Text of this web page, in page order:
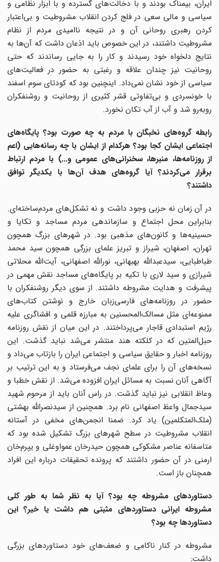
ایران، بیمناک بودند و با دخالت‌های گسترده و با ابزار نظامی و
سیاسی و مالی سعی در فلج کردن انقلاب مشروطیت و بی‌اعتبار
کردن رهبری روحانی آن و در نتیجه ناامیدی مردم از نظام
مشروطیت داشتند، در این خصوص باید اذعان داشت که آن‌ها به
نتایج دلخواه خود رسیدند و کار را به جایی رساندند که حتی
روحانیت نیز چندان علاقه و رغبتی به حضور در فعالیت‌های
سیاسی از خود نشان نمی‌داد. اینچنین بود که کودتای سوم اسفند
با خونسردی و بی‌تفاوتی قشر کثیری از روحانیت و روشنفکران
روبه‌رو شد و آب از آب تکان نخورد.
رابطه گروه‌های نخبگان با مردم به چه صورت بود؟ پایگاه‌های
اجتماعی ایشان کجا بود؟ هرکدام از ایشان با چه رسانه‌هایی (اعم
از روزنامه‌ها، منبر‌ها، سخنرانی‌های عمومی و...) با مردم ارتباط
برقرار می‌کردند؟ آیا گروه‌های هدف آن‌ها با یکدیگر توافق
داشتند؟
در آن زمان نه حزبی وجود داشت و نه تشکل‌های مردم‌ساخته‌ای.
بنابراین محل اجتماع و سازماندهی مردم مساجد و تکایا و
حسینیه‌ها و کانون‌های مذهبی بود. در شهر‌های بزرگ همچون
تهران، اصفهان، شیراز و تبریز علمای بزرگی همچون سید محمد
طباطبایی، سیدعبدالله بهبهانی، نورالله اصفهانی، آیت‌الله محلاتی
شیرازی و سید لاری با تکیه بر پایگاه‌های مساجد نقش مهمی در
پیشرفت و هدایت مشروطه داشتند. از سوی دیگر روشنفکران با
حضور در روزنامه‌های فارسی‌زبان خارج و نوشتن کتاب‌های
ممنوعه‌ای مثل مسالک‌المحسنین به مبارزه قلمی و افشا‌گری علیه
رژیم استبدادی قاجار می‌پرداختند. در این میان از نقش روزنامه
حبل‌المتین که در کلکته هند منتشر می‌شد نباید گذشت. این
روزنامه اخبار و حقایق سیاسی و اجتماعی ایران را بازتاب می‌داد و
نسخه‌های آن را برای علمای نجف می‌فرستاد و به این ترتیب بر
آگاهی آنان نسبت به مسائل ایران افزوده می‌‌شد. از نقش خطبا و
وعاظ انقلابی نیز نباید گذشت. در راس آنان باید از مرحوم شهید
سیدجمال واعظ اصفهانی نام برد. همچنین از سیدنصرالله بهشتی
(ملک‌المتکلمین) یاد کرد. ضمنا انجمن‌های مخفی در آستانه
انقلاب مشروطیت در سطح شهر‌های بزرگ تشکیل شده بود که
متاسفانه عناصر مشکوکی همچون حیدرخان عمواوغلی و یپرم‌خان
ارمنی در آن حضور داشتند که پرونده تحقیقات درباره این افراد
همچنان باز است.
دستاوردهای مشروطه چه بود؟ آیا به نظر شما به طور کلی
مشروطه ایرانی دستاوردهای مثبتی هم داشت یا خیر؟ این
دستاورد‌ها چه بود؟
مشروطه در کنار ناکامی و ضعف‌های خود دستاورد‌های بزرگی
داشت: